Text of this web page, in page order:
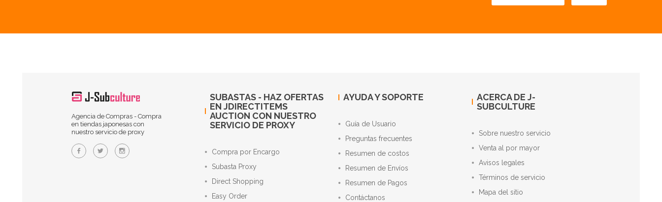
Agencia de Compras - Compra
en tiendas japonesas con
nuestro servicio de proxy
SUBASTAS - HAZ OFERTAS
EN JDIRECTITEMS
AUCTION CON NUESTRO
SERVICIO DE PROXY
Compra por Encargo
Subasta Proxy
Direct Shopping
Easy Order
AYUDA Y SOPORTE
Guía de Usuario
Preguntas frecuentes
Resumen de costos
Resumen de Envíos
Resumen de Pagos
Contáctanos
ACERCA DE J-
SUBCULTURE
Sobre nuestro servicio
Venta al por mayor
Avisos legales
Términos de servicio
Mapa del sitio